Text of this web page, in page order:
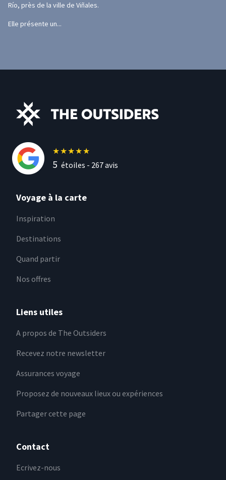
Río, près de la ville de Viñales.
Elle présente un...
★★★★★
5 étoiles - 267avis
Voyage à la carte
Inspiration
Destinations
Quand partir
Nos offres
Liens utiles
A propos de The Outsiders
Recevez notre newsletter
Assurances voyage
Proposez de nouveaux lieux ou expériences
Partager cette page
Contact
Ecrivez-nous